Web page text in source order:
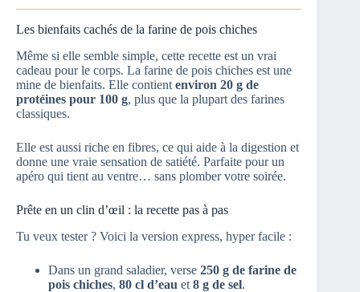
Les bienfaits cachés de la farine de pois chiches
Même si elle semble simple, cette recette est un vrai
cadeau pour le corps. La farine de pois chiches est une
mine de bienfaits. Elle contient environ 20 g de
protéines pour 100 g, plus que la plupart des farines
classiques.
Elle est aussi riche en fibres, ce qui aide à la digestion et
donne une vraie sensation de satiété. Parfaite pour un
apéro qui tient au ventre… sans plomber votre soirée.
Prête en un clin d’œil : la recette pas à pas
Tu veux tester ? Voici la version express, hyper facile :
Dans un grand saladier, verse 250 g de farine de
pois chiches, 80 cl d’eau et 8 g de sel.